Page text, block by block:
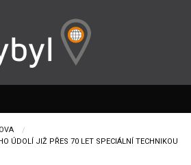
ÚDOLÍ JIŽ PŘES 70 LET SPECIÁLNÍ TECHNIKOU